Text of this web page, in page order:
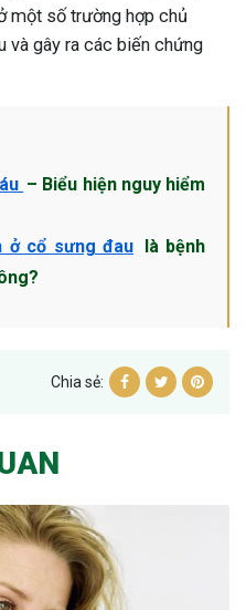
một số trường hợp chủ
và gây ra các biến chứng
– Biểu hiện nguy hiểm
ở cổ sưng đau
là bệnh
Chia sẻ: